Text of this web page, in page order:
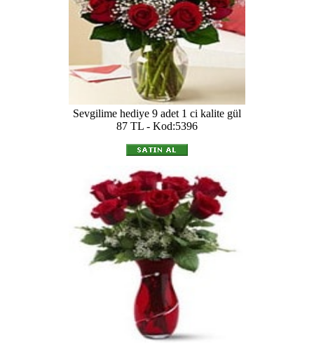
Sevgilime hediye 9 adet 1 ci kalite gül
87 TL - Kod:5396